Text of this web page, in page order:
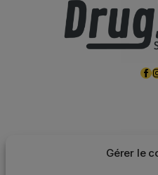
Gérer le
Facebook